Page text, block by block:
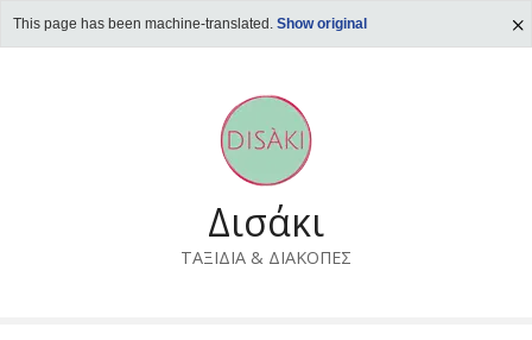
This page has been machine-translated. Show original
Δισάκι
ΤΑΞΙΔΙΑ & ΔΙΑΚΟΠΕΣ